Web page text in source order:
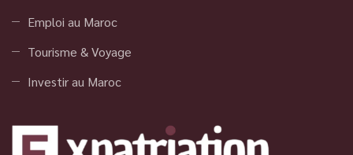
Emploi au Maroc
Tourisme & Voyage
Investir au Maroc